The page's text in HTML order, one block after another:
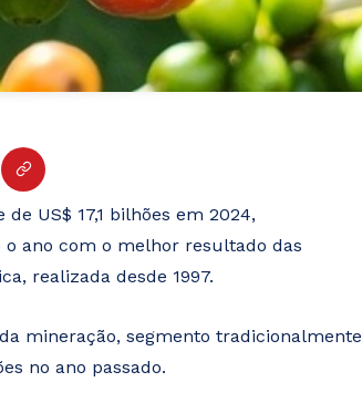
US$ 17,1 bilhões em 2024,
ano com o melhor resultado das
realizada desde 1997.
mineração, segmento tradicionalmente
no ano passado.